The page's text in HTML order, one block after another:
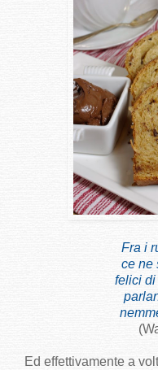
Fra i
ce ne
felici di
Ed effettivamente a